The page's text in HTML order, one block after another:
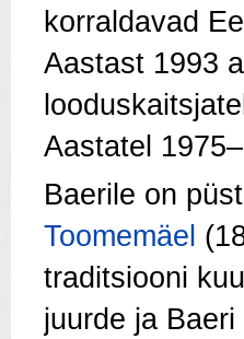
korraldavad
Aastast 1993
Aastatel
Baerile on
Toomemäel
traditsiooni
juurde ja